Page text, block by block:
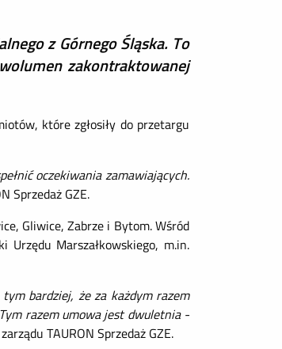
z Górnego Śląska. To
zakontraktowanej
które zgłosiły do przetargu
oczekiwania zamawiających.
Sprzedaż GZE.
Gliwice, Zabrze i Bytom. Wśród
Marszałkowskiego, m.in.
bardziej, że za każdym razem
razem umowa jest dwuletnia -
TAURON Sprzedaż GZE.